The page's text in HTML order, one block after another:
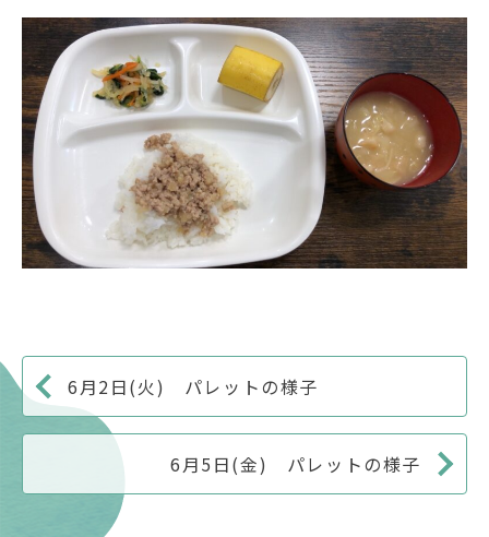
6月2日(火) パレットの様子
6月5日(金) パレットの様子